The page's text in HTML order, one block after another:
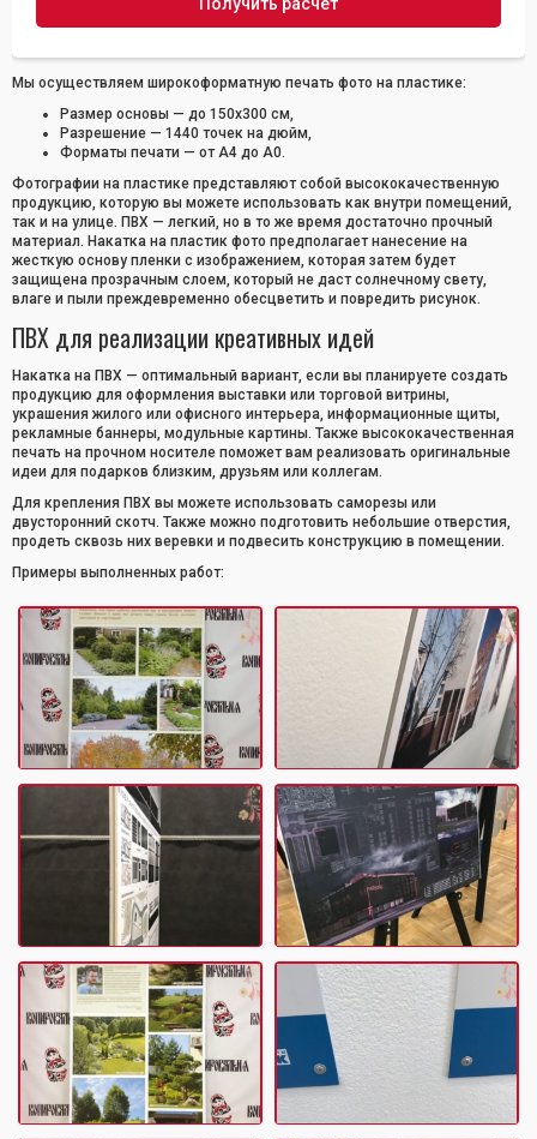
Мы осуществляем широкоформатную печать фото на пластике:
Размер основы — до 150х300 см,
Разрешение — 1440 точек на дюйм,
Форматы печати — от А4 до А0.
Фотографии на пластике представляют собой высококачественную
продукцию, которую вы можете использовать как внутри помещений,
так и на улице. ПВХ — легкий, но в то же время достаточно прочный
материал. Накатка на пластик фото предполагает нанесение на
жесткую основу пленки с изображением, которая затем будет
защищена прозрачным слоем, который не даст солнечному свету,
влаге и пыли преждевременно обесцветить и повредить рисунок.
ПВХ для реализации креативных идей
Накатка на ПВХ — оптимальный вариант, если вы планируете создать
продукцию для оформления выставки или торговой витрины,
украшения жилого или офисного интерьера, информационные щиты,
рекламные баннеры, модульные картины. Также высококачественная
печать на прочном носителе поможет вам реализовать оригинальные
идеи для подарков близким, друзьям или коллегам.
Для крепления ПВХ вы можете использовать саморезы или
двусторонний скотч. Также можно подготовить небольшие отверстия,
продеть сквозь них веревки и подвесить конструкцию в помещении.
Примеры выполненных работ: